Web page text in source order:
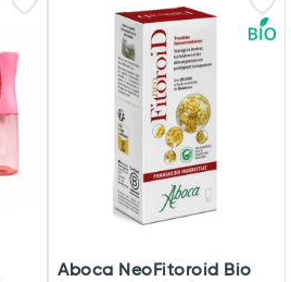
Aboca NeoFitoroid Bio